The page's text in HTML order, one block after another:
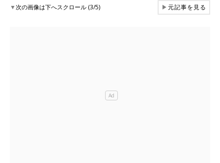
▼次の画像は下へスクロール (3/5) ▶元記事を見る